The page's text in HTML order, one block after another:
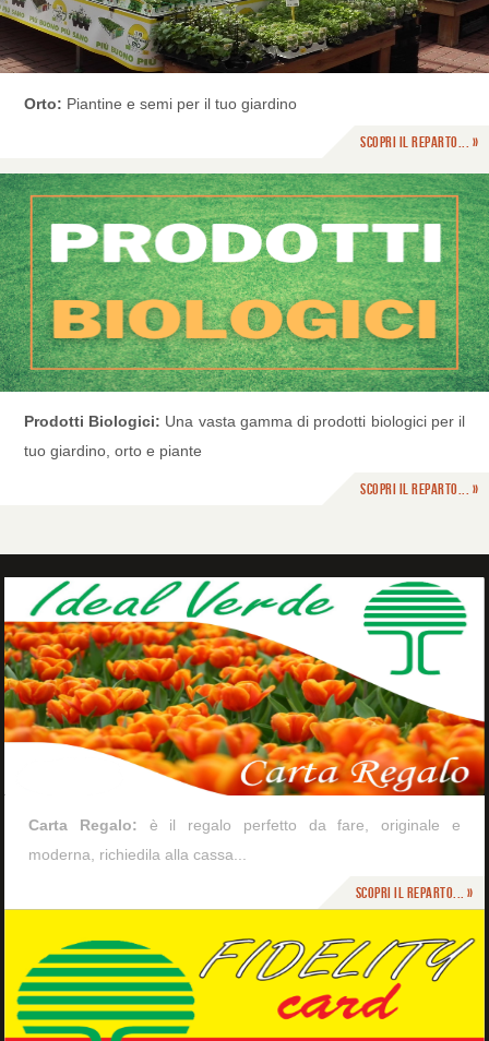
Orto: Piantine e semi per il tuo giardino
Scopri il reparto... »
Prodotti Biologici: Una vasta gamma di prodotti biologici per il
tuo giardino, orto e piante
Scopri il reparto... »
Carta Regalo: è il regalo perfetto da fare, originale e
moderna, richiedila alla cassa...
Scopri il reparto... »